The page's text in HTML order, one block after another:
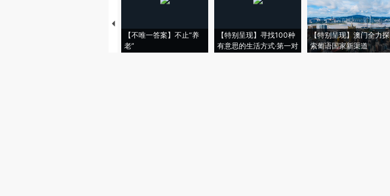
【不唯一答案】不止“养
老”
【特别呈现】寻找100种
有意思的生活方式·第一对
【特别呈现】澳门全力探
索葡语国家新渠道